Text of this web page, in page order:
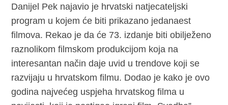
Danijel Pek najavio je hrvatski natjecateljski
program u kojem će biti prikazano jedanaest
filmova. Rekao je da će 73. izdanje biti obilježeno
raznolikom filmskom produkcijom koja na
interesantan način daje uvid u trendove koji se
razvijaju u hrvatskom filmu. Dodao je kako je ovo
godina najvećeg uspjeha hrvatskog filma u